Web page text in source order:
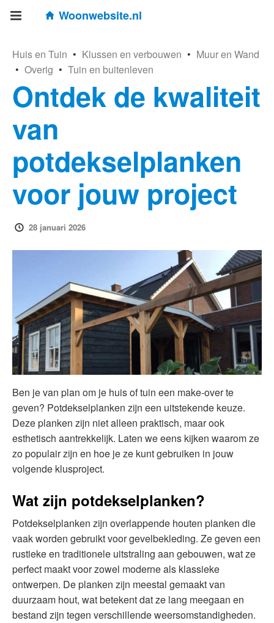
Woonwebsite.nl
Huis en Tuin • Klussen en verbouwen • Muur en Wand
• Overig • Tuin en buitenleven
Ontdek de kwaliteit
van
potdekselplanken
voor jouw project
28 januari 2026
Ben je van plan om je huis of tuin een make-over te
geven? Potdekselplanken zijn een uitstekende keuze.
Deze planken zijn niet alleen praktisch, maar ook
esthetisch aantrekkelijk. Laten we eens kijken waarom ze
zo populair zijn en hoe je ze kunt gebruiken in jouw
volgende klusproject.
Wat zijn potdekselplanken?
Potdekselplanken zijn overlappende houten planken die
vaak worden gebruikt voor gevelbekleding. Ze geven een
rustieke en traditionele uitstraling aan gebouwen, wat ze
perfect maakt voor zowel moderne als klassieke
ontwerpen. De planken zijn meestal gemaakt van
duurzaam hout, wat betekent dat ze lang meegaan en
bestand zijn tegen verschillende weersomstandigheden.